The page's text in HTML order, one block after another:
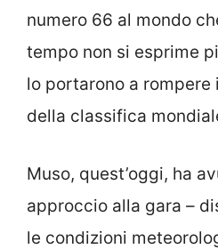
numero 66 al mondo
tempo non si esprime
lo portarono a
della classifica
Muso, quest’oggi, ha
approccio alla gara –
le condizioni